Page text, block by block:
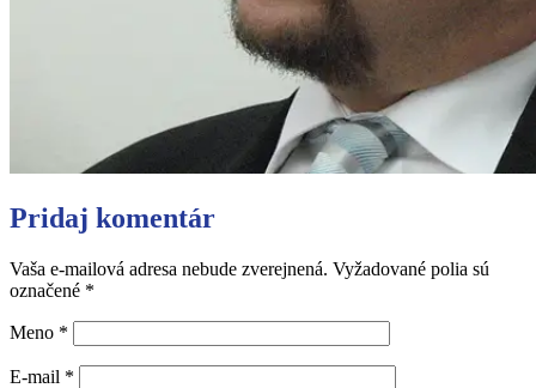
Pridaj komentár
Vaša e-mailová adresa nebude zverejnená. Vyžadované polia sú
označené *
Meno *
E-mail *